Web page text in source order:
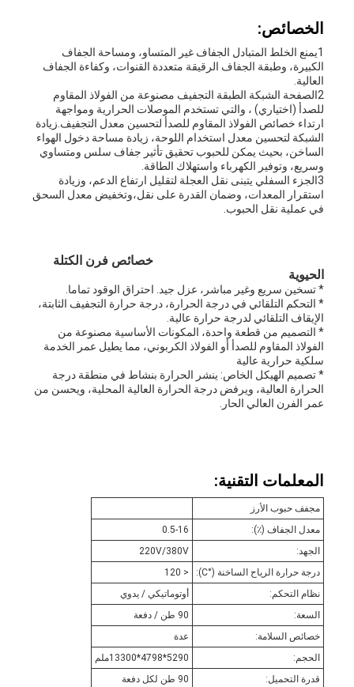
الخصائص:
1يمنع الخلط المتبادل الجفاف غير المتساو، ومساحة الجفاف
الكبيرة، وطبقة الجفاف الرقيقة متعددة القنوات، وكفاءة الجفاف
العالية.
2الصفحة الشبكة الطبقة التجفيف مصنوعة من الفولاذ المقاوم
للصدأ (اختياري) ، والتي تستخدم الموصلات الحرارية ومواجهة
ارتداء خصائص الفولاذ المقاوم للصدأ لتحسين معدل التجفيف.زيادة
الشبكة لتحسين معدل استخدام اللوحة، زيادة مساحة دخول الهواء
الساخن، بحيث يمكن للحبوب تحقيق تأثير جفاف سلس ومتساوي
وسريع، وتوفير الكهرباء واستهلاك الطاقة.
3الجزء السفلي يتبنى نقل العجلة لتقليل ارتفاع الدعم، وزيادة
استقرار المعدات، وضمان القدرة على نقل،وتخفيض معدل السحق
في عملية نقل الحبوب.
خصائص فرن الكتلة
الحيوية
* تسخين سريع وغير مباشر، عزل جيد. احتراق الوقود تماما.
* التحكم التلقائي في درجة الحرارة، درجة حرارة التجفيف الثابتة،
الإيقاف التلقائي لدرجة حرارة عالية.
* التصميم من قطعة واحدة، المكونات الأساسية مصنوعة من
الفولاذ المقاوم للصدأ أو الفولاذ الكربوني، مما يطيل عمر الخدمة
سلكية حرارية عالية
* تصميم الهيكل الخاص: ينشر الحرارة بنشاط في منطقة درجة
الحرارة العالية، ويرفض درجة الحرارة العالية المحلية، ويحسن من
عمر الفرن العالي الحار.
المعلمات التقنية:
مجفف حبوب الأرز
معدل الجفاف (٪):
0.5-16
الجهد:
220V/380V
درجة حرارة الرياح الساخنة (°C):
< 120
نظام التحكم:
أوتوماتيكي / يدوي
السعة:
90 طن / دفعة
خصائص السلامة:
عدة
الحجم:
5290*4798*13300ملم
قدرة التحميل:
90 طن لكل دفعة